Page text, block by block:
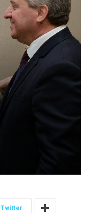
Twitter